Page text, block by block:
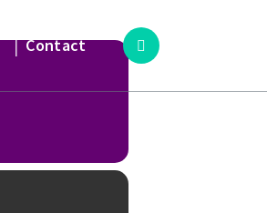
│ Contact